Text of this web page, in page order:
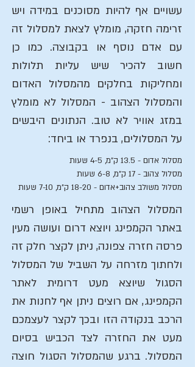
עשויים אף להיות מסוכנים במידה ויש
זרימה חזקה, מומלץ לצאת למסלול זה
עם אדם נוסף או בקבוצה. כמו כן
חשוב להכיר שיש עליות תלולות
ומחליקות בחלקים מהמסלול האדום
והמסלול הצהוב - המסלול לא מומלץ
במזג אוויר לא טוב. הנתונים היבשים
על המסלולים, בנפרד או ביחד:
מסלול אדום - 13.5 ק"מ, 4-5 שעות
מסלול צהוב - 17 ק"מ, 6-8 שעות
מסלול משולב צהוב+אדום - 18-20 ק"מ, 7-10 שעות
המסלול הצהוב מתחיל באופן רשמי
באתר הקמפינג ויוצא דרום ועושה מעין
פרסה חזרה צפונה, ניתן לקצר חלק זה
ולחתוך מזרחה על השביל של המסלול
הסגול שיוצא מעט דרומית לאתר
הקמפינג, אם רוצים ניתן אף לחנות את
הרכב בנקודה הזו ובכך לקצר לעצמכם
מעט את החזרה לצד הכביש בסיום
המסלול. ברגע שהמסלול הסגול חוצה